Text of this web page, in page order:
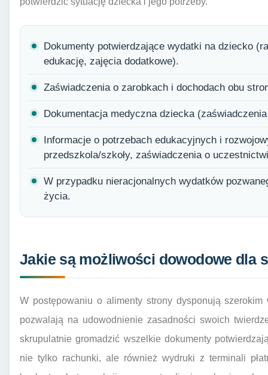
Dokumenty potwierdzające wydatki na dziecko
edukację, zajęcia dodatkowe).
Zaświadczenia o zarobkach i dochodach obu
Dokumentacja medyczna dziecka
Informacje o potrzebach edukacyjnych i
przedszkola/szkoły, zaświadczenia o
W przypadku nieracjonalnych wydatków
życia.
Jakie są możliwości dowodowe dla
W postępowaniu o alimenty strony dysponują
pozwalają na udowodnienie zasadności swoich
skrupulatnie gromadzić wszelkie dokumenty
nie tylko rachunki, ale również wydruki z terminali